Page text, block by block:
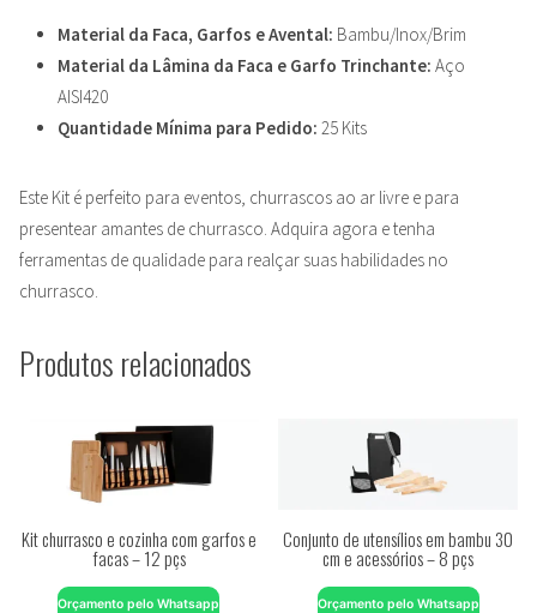
Material da Faca, Garfos e Avental: Bambu/Inox/Brim
Material da Lâmina da Faca e Garfo Trinchante: Aço
AISI420
Quantidade Mínima para Pedido: 25 Kits
Este Kit é perfeito para eventos, churrascos ao ar livre e para
presentear amantes de churrasco. Adquira agora e tenha
ferramentas de qualidade para realçar suas habilidades no
churrasco.
Produtos relacionados
Kit churrasco e cozinha com garfos e
facas – 12 pçs
Orçamento pelo Whatsapp
Conjunto de utensílios em bambu 30
cm e acessórios – 8 pçs
Orçamento pelo Whatsapp